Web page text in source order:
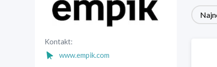
Kontakt:
www.empik.com